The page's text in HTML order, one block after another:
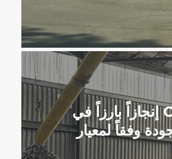
Opta Group إنجازاً بارزاً في
وفقاً لمعيار
اقرأ
المزيد